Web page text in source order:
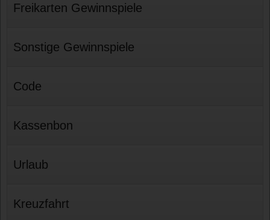
Freikarten Gewinnspiele
Sonstige Gewinnspiele
Code
Kassenbon
Urlaub
Kreuzfahrt